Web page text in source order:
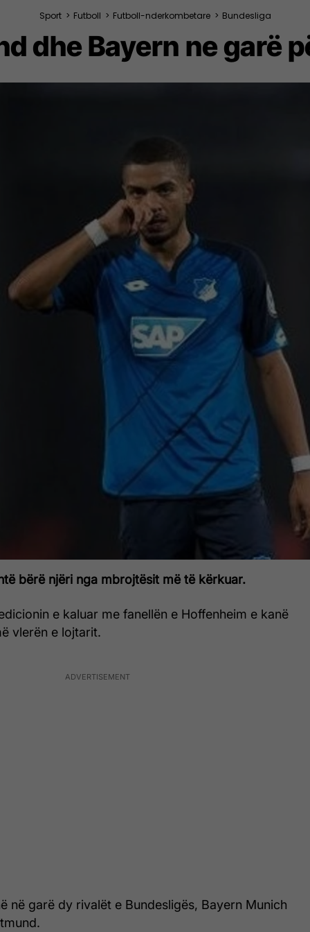
Sport > Futboll > Futboll-nderkombetare > Bundesliga
dhe Bayern ne garë
bërë njëri nga mbrojtësit më të kërkuar.
e kaluar me fanellën e Hoffenheim e kanë
vlerën e lojtarit.
në garë dy rivalët e Bundesligës, Bayern Munich